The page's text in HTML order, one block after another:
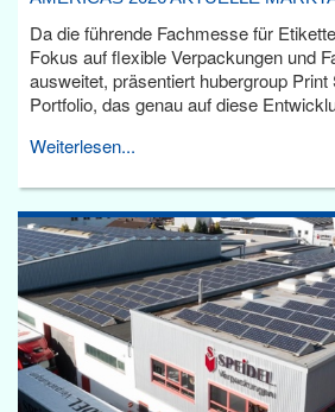
Da die führende Fachmesse für
Fokus auf flexible Verpackungen und
ausweitet, präsentiert hubergroup Print
Portfolio, das genau auf diese
Weiterlesen...